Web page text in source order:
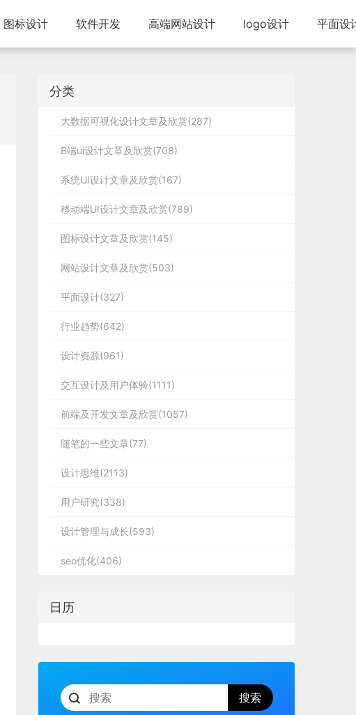
图标设计 软件开发 高端网站设计 logo设计 平面设
分类
大数据可视化设计文章及欣赏(287)
B端ui设计文章及欣赏(708)
系统UI设计文章及欣赏(167)
移动端UI设计文章及欣赏(789)
图标设计文章及欣赏(145)
网站设计文章及欣赏(503)
平面设计(327)
行业趋势(642)
设计资源(961)
交互设计及用户体验(1111)
前端及开发文章及欣赏(1057)
随笔的一些文章(77)
设计思维(2113)
用户研究(338)
设计管理与成长(593)
seo优化(406)
日历